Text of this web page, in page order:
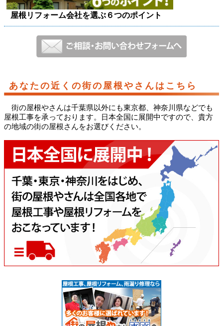
屋根リフォーム会社を選ぶ６つのポイント
あなたの近くの街の屋根やさんはこちら
街の屋根やさんは千葉県以外にも東京都、神奈川県などでも
屋根工事を承っております。日本全国に展開中ですので、貴方
の地域の街の屋根さんをお選びください。